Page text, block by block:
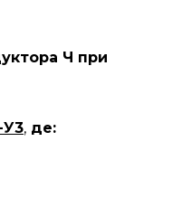
Ч при
У3, де: